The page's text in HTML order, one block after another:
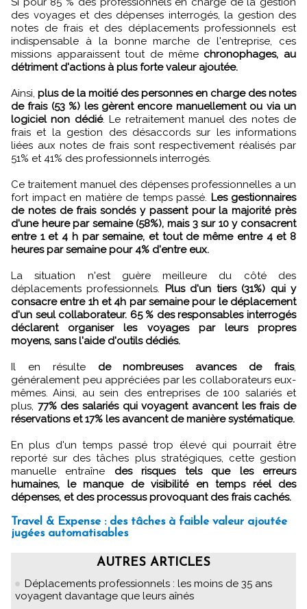
des voyages et des dépenses interrogés, la gestion des
notes de frais et des déplacements professionnels est
indispensable à la bonne marche de l'entreprise, ces
missions apparaissent tout de même chronophages, au
détriment d'actions à plus forte valeur ajoutée.
Ainsi, plus de la moitié des personnes en charge des notes
de frais (53 %) les gèrent encore manuellement ou via un
logiciel non dédié. Le retraitement manuel des notes de
frais et la gestion des désaccords sur les informations
liées aux notes de frais sont respectivement réalisés par
51% et 41% des professionnels interrogés.
Ce traitement manuel des dépenses professionnelles a un
fort impact en matière de temps passé. Les gestionnaires
de notes de frais sondés y passent pour la majorité près
d'une heure par semaine (58%), mais 3 sur 10 y consacrent
entre 1 et 4 h par semaine, et tout de même entre 4 et 8
heures par semaine pour 4% d'entre eux.
La situation n'est guère meilleure du côté des
déplacements professionnels. Plus d'un tiers (31%) qui y
consacre entre 1h et 4h par semaine pour le déplacement
d'un seul collaborateur. 65 % des responsables interrogés
déclarent organiser les voyages par leurs propres
moyens, sans l'aide d'outils dédiés.
Il en résulte de nombreuses avances de frais,
généralement peu appréciées par les collaborateurs eux-
mêmes. Ainsi, au sein des entreprises de 100 salariés et
plus, 77% des salariés qui voyagent avancent les frais de
réservations et 17% les avancent de manière systématique.
En plus d'un temps passé trop élevé qui pourrait être
reporté sur des tâches plus stratégiques, cette gestion
manuelle entraîne des risques tels que les erreurs
humaines, le manque de visibilité en temps réel des
dépenses, et des processus provoquant des frais cachés.
Travel & Expense : des tâches à faible valeur ajoutée
jugées automatisables
AUTRES ARTICLES
Déplacements professionnels : les moins de 35 ans
voyagent davantage que leurs aînés